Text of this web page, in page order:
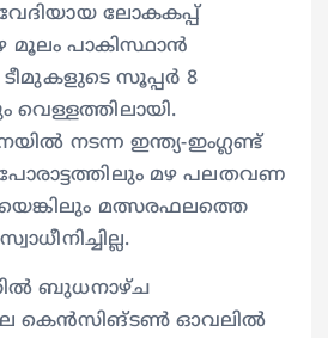
ലോകകപ്പ്
മൂലം പാകിസ്ഥാൻ
സൂപ്പര്‍ 8
വെള്ളത്തിലായി.
നടന്ന ഇന്ത്യ-ഇംഗ്ലണ്ട്
മഴ പലതവണ
മത്സരഫലത്തെ
ബുധനാഴ്ച
കെന്‍സിങ്ടണ്‍ ഓവലില്‍